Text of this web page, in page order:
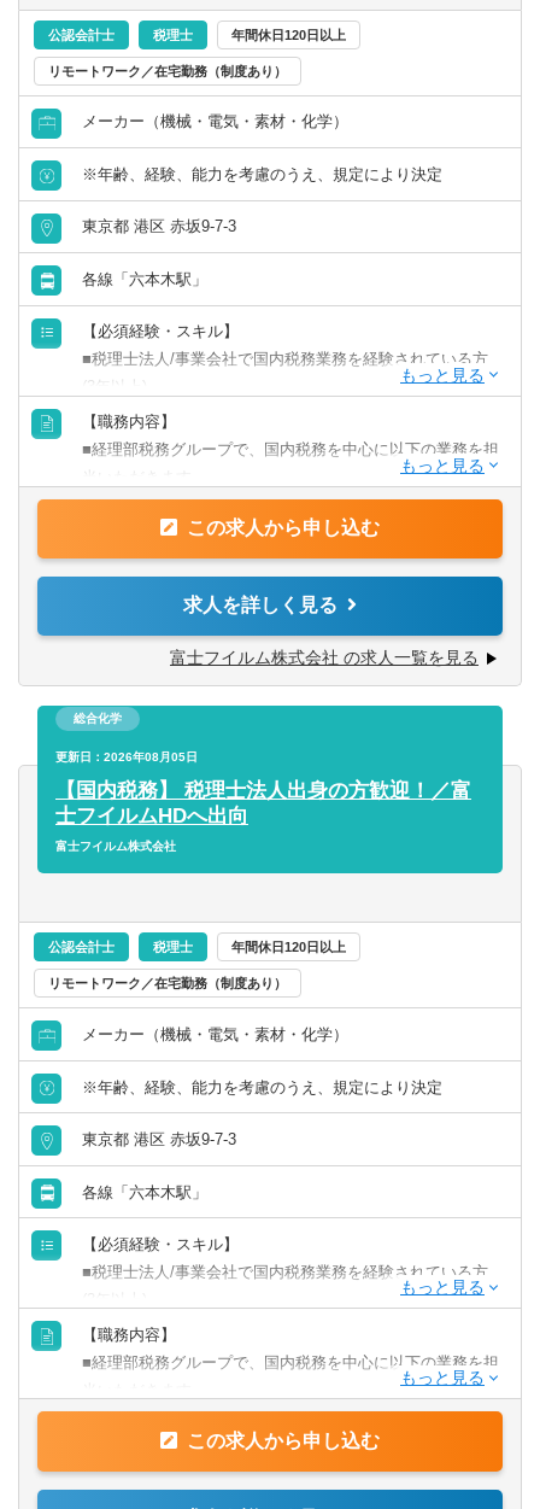
公認会計士 税理士 年間休日120日以上
リモートワーク／在宅勤務（制度あり）
メーカー（機械・電気・素材・化学）
※年齢、経験、能力を考慮のうえ、規定により決定
東京都 港区 赤坂9-7-3
各線「六本木駅」
【必須経験・スキル】
■税理士法人/事業会社で国内税務業務を経験されている方
(3年以上)
【歓迎経験・スキル】
【求める人物像】
■税務の専門性をベースに、事業視点を持って課題解決に取
り組める方
■関係部門や外部アドバイザーを巻き込み、主体的にプロジ
ェクトを推進できる方
■論点を整理し、当局・事業部門との建設的な議論をリード
できる方
■既存の枠にとらわれず、新たな領域にも積極的にチャレン
ジできる方
【職務内容】
■経理部税務グループで、国内税務を中心に以下の業務を担
※入社後、富士フイルムホールディングスへ出向となりま
■国内取引に係る税務論点の検討および対応方針の立案
■業務の効率化および税務ガバナンス強化の推進
■税務調査対応（当局対応および社内調整のリード）
■税制改正への対応および新制度導入の推進
■組織再編・M&Aにおける税務論点整理、ストラクチャー
検討、PMI支援
※特にM&A・事業再編など、経営戦略に直結するプロジェ
クトへの関与機会が豊富です
■富士フイルムグループの成長戦略（グローバル投資・事業
再編・M&A）を税務の側面から支えるポジションです。国
内税務の専門性を軸に、単なる申告業務にとどまらず、経
営判断に直結する税務論点への対応や、グループ横断の課
題解決に主体的に関与できます。
＜具体的には＞
■グローバル展開する多様な事業を背景に、国内税務の幅広
く高度な論点に携われる
■M&Aや組織再編など、経営判断に直結するテーマに深く
関与できる
■税務の専門性に加え、事業理解・プロジェクト推進力を高
■将来的には、税務に限らず管理会計・資金・決算など幅広
いキャリア展開ができる
この求人から申し込む
求人を詳しく見る
富士フイルム株式会社 の求人一覧を見る
総合化学
更新日：2026年08月05日
【国内税務】 税理士法人出身の方歓迎！／富
士フイルムHDへ出向
富士フイルム株式会社
公認会計士 税理士 年間休日120日以上
リモートワーク／在宅勤務（制度あり）
メーカー（機械・電気・素材・化学）
※年齢、経験、能力を考慮のうえ、規定により決定
東京都 港区 赤坂9-7-3
各線「六本木駅」
【必須経験・スキル】
■税理士法人/事業会社で国内税務業務を経験されている方
【歓迎経験・スキル】
【求める人物像】
■税務の専門性をベースに、事業視点を持って課題解決に取
り組める方
【職務内容】
■経理部税務グループで、国内税務を中心に以下の業務を担
この求人から申し込む
企業名のみで検索
休日・働き方
リモートワーク／在宅勤務（制度あり）
年間休日120日以上
原則として転勤なし
フレックス出勤／時差出勤（制度あり）
年収1000万円以上の求人
5名以上募集の求人
第二新卒可
託児所・育児補助
海外赴任の機会あり
MBAホルダー募集
有形商材の求人
管理職求人
オンライン面接／WEB面接（実績あり）
語学
英語力を活かす
中国語を活かす
その他語学を活かす